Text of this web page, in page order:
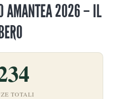
AMANTEA 2026 – IL
TOTALI